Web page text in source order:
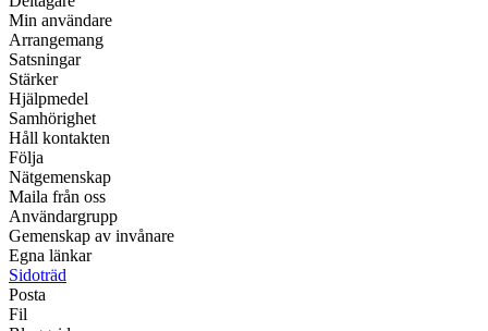
Min användare
Arrangemang
Satsningar
Stärker
Hjälpmedel
Samhörighet
Håll kontakten
Följa
Nätgemenskap
Maila från oss
Användargrupp
Gemenskap av invånare
Egna länkar
Sidoträd
Posta
Fil